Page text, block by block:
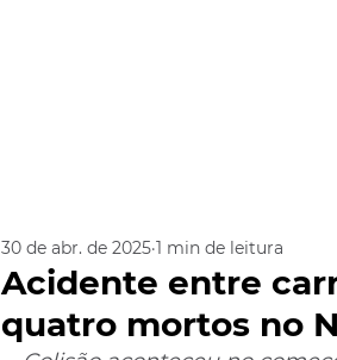
Acidente entre
quatro mortos no
30 de abr. de 2025 1 min de leitura